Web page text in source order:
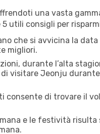
una vasta
utili consigli per
che si avvicina la
migliori.
durante l’alta
visitare Jeonju
consente di trovare il
e le festività risulta